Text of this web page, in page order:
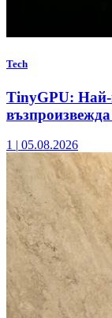
Tech
TinyGPU: Най-
1 | 05.08.2026